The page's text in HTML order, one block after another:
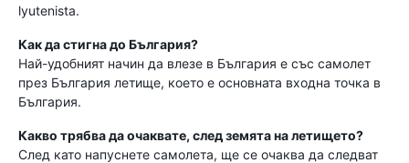
lyutenista.
Как да стигна до България?
Най-удобният начин да влезе в България е със самолет
през България летище, което е основната входна точка в
България.
Какво трябва да очаквате, след земята на летището?
След като напуснете самолета, ще се очаква да следват